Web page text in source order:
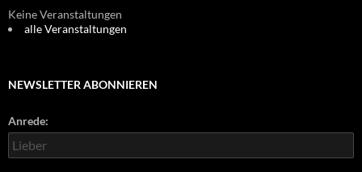
Keine Veranstaltungen
alle Veranstaltungen
NEWSLETTER ABONNIEREN
Anrede: